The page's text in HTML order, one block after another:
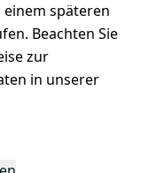
späteren
Beachten Sie
zur
in unserer
42